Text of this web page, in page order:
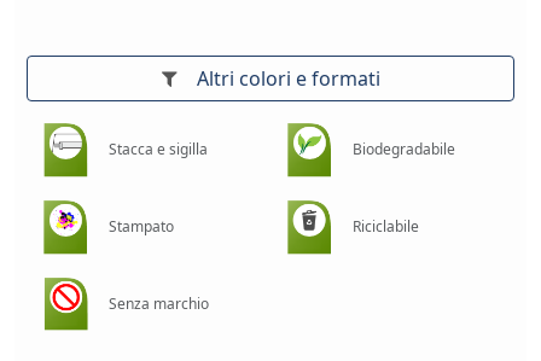
Altri colori e formati
Stacca e sigilla Biodegradabile
Stampato Riciclabile
Senza marchio